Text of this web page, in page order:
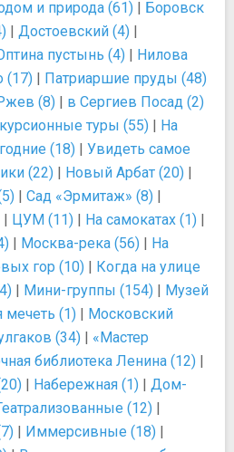
и природа (61) | Боровск
| Достоевский (4) |
пустынь (4) | Нилова
(17) | Патриаршие пруды (48)
(8) | в Сергиев Посад (2)
туры (55) | На
(18) | Увидеть самое
(22) | Новый Арбат (20) |
| Сад «Эрмитаж» (8) |
| ЦУМ (11) | На самокатах (1) |
| Москва-река (56) | На
гор (10) | Когда на улице
| Мини-группы (154) | Музей
мечеть (1) | Московский
(34) | «Мастер
библиотека Ленина (12) |
| Набережная (1) | Дом-
(12) |
| Иммерсивные (18) |